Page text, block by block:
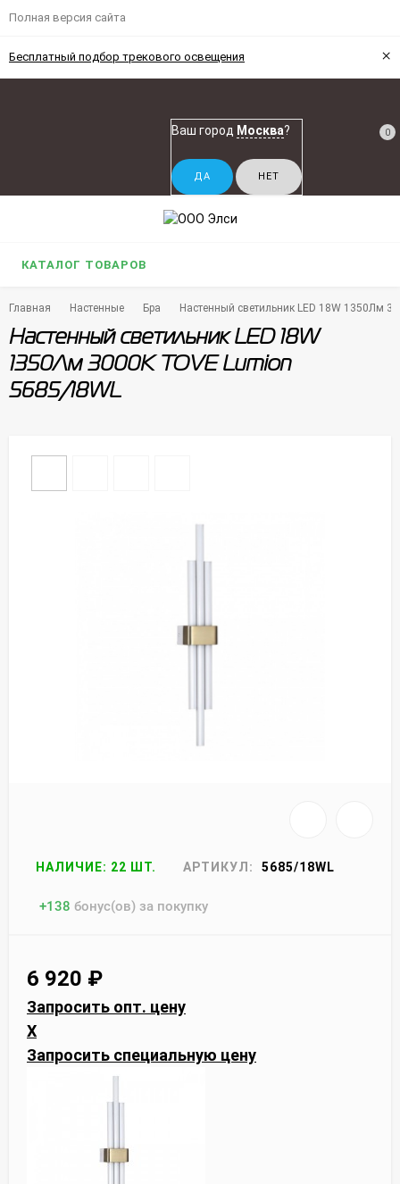
Полная версия сайта
Бесплатный подбор трекового освещения ×
Ваш город Москва? 0
КАТАЛОГ ТОВАРОВ
Главная Настенные Бра Настенный светильник LED 18W 1350Лм
Настенный светильник LED 18W
1350Лм 3000К TOVE Lumion
5685/18WL
НАЛИЧИЕ: 22 ШТ. АРТИКУЛ: 5685/18WL
+138 бонус(ов) за покупку
6 920 ₽
Запросить опт. цену
X
Запросить специальную цену